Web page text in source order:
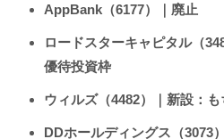
AppBank（6177）｜廃止
ロードスターキャピタル（
優待投資枠
ウィルズ（4482）｜新設：
DDホールディングス（3073